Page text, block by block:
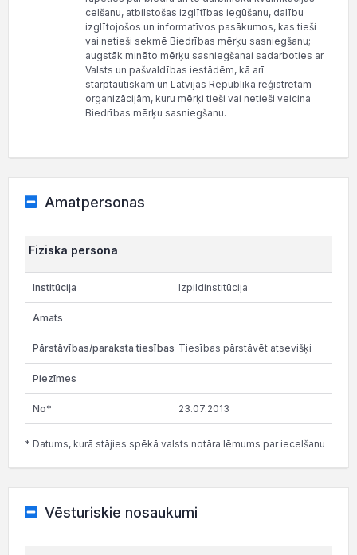
celšanu, atbilstošas izglītības iegūšanu, dalību
izglītojošos un informatīvos pasākumos, kas tieši
vai netieši sekmē Biedrības mērķu sasniegšanu;
augstāk minēto mērķu sasniegšanai sadarboties ar
Valsts un pašvaldības iestādēm, kā arī
starptautiskām un Latvijas Republikā reģistrētām
organizācijām, kuru mērķi tieši vai netieši veicina
Biedrības mērķu sasniegšanu.
Amatpersonas
Fiziska persona
Izpildinstitūcija
Tiesības pārstāvēt atsevišķi
23.07.2013
* Datums, kurā stājies spēkā valsts notāra lēmums par iecelšanu
Vēsturiskie nosaukumi